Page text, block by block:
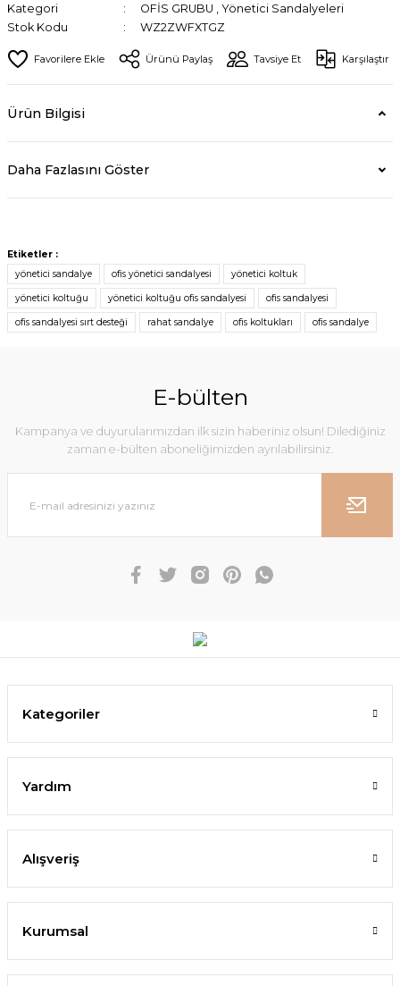
Kategori OFİS GRUBU , Yönetici Sandalyeleri
Stok Kodu
WZ2ZWFXTGZ
Ürünü Paylaş Tavsiye Et Karşılaştır
Ürün Bilgisi
Daha Fazlasını Göster
Etiketler :
yönetici sandalye
ofis yönetici sandalyesi yönetici koltuk
yönetici koltuğu yönetici koltuğu ofis sandalyesi ofis sandalyesi
ofis sandalyesi sırt desteği rahat sandalye ofis koltukları ofis sandalye
E-bülten
Kampanya ve duyurularımızdan ilk sizin haberiniz olsun! Dilediğiniz
zaman e-bülten aboneliğimizden ayrılabilirsiniz.
Kategoriler
Yardım
Alışveriş
Kurumsal